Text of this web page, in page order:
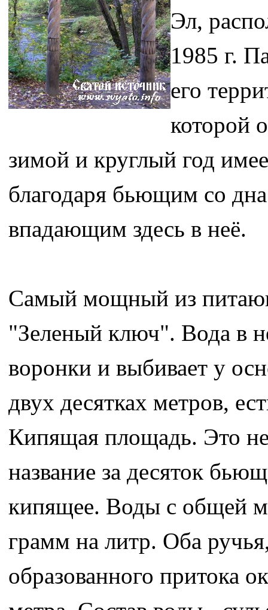
Эл,
1985 г.
его
которой
зимой и круглый год
благодаря бьющим со
впадающим здесь в неё.
Самый мощный из
"Зеленый ключ". Вода в
воронки и выбивает у
двух десятках метров,
Кипящая площадь. Это
название за десяток
кипящее. Воды с общей
грамм на литр. Оба
образованного притока